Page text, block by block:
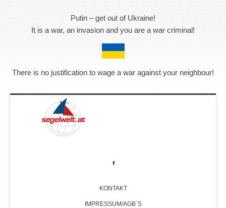
Putin – get out of Ukraine!
It is a war, an invasion and you are a war criminal!
There is no justification to wage a war against your neighbour!
KONTAKT
IMPRESSUM/AGB´S